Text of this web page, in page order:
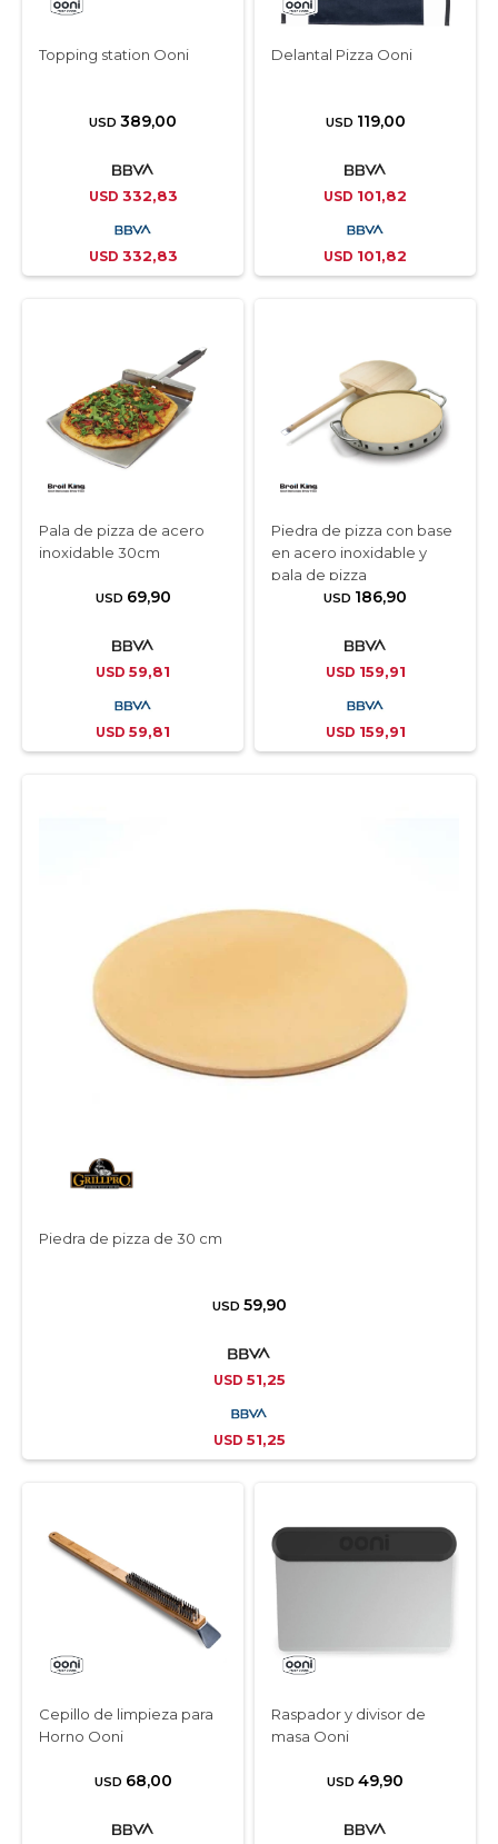
Topping station Ooni
USD 389,00
USD 332,83
USD 332,83
Delantal Pizza Ooni
USD 119,00
USD 101,82
USD 101,82
Pala de pizza de acero
inoxidable 30cm
USD 69,90
USD 59,81
USD 59,81
Piedra de pizza con base
en acero inoxidable y
pala de pizza
USD 186,90
USD 159,91
USD 159,91
Piedra de pizza de 30 cm
USD 59,90
USD 51,25
USD 51,25
Cepillo de limpieza para
Horno Ooni
USD 68,00
Raspador y divisor de
masa Ooni
USD 49,90